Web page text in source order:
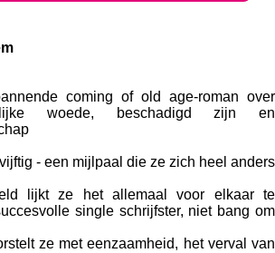
coming of old age-roman over
woede, beschadigd zijn en
- een mijlpaal die ze zich heel anders
lijkt ze het allemaal voor elkaar te
single schrijfster, niet bang om
ze met eenzaamheid, het verval van